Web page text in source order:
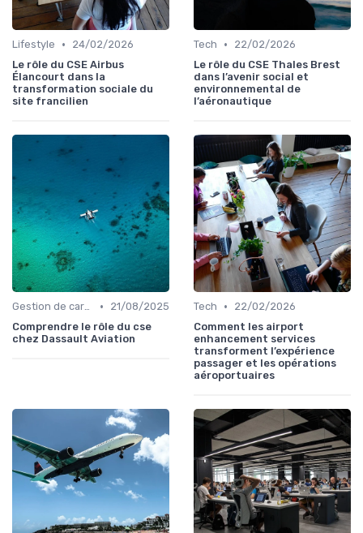
Lifestyle •
24/02/2026
Le rôle du CSE Airbus
Élancourt dans la
transformation sociale du
site francilien
Tech •
22/02/2026
Le rôle du CSE Thales Brest
dans l’avenir social et
environnemental de
l’aéronautique
Gestion de carrière •
21/08/2025
Comprendre le rôle du cse
chez Dassault Aviation
Tech •
22/02/2026
Comment les airport
enhancement services
transforment l’expérience
passager et les opérations
aéroportuaires